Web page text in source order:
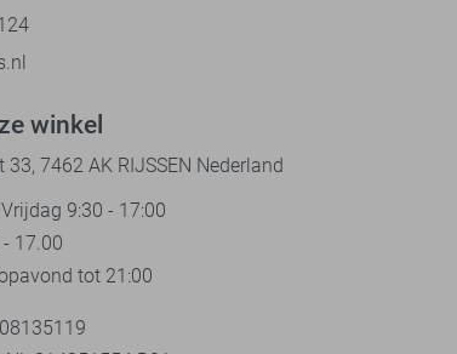
winkel
33, 7462 AK RIJSSEN Nederland
9:30 - 17:00
17.00
tot 21:00